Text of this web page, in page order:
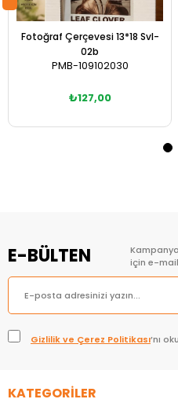
Fotoğraf Çerçevesi 13*18 Svl-
02b
PMB-109102030
₺127,00
E-BÜLTEN
için e-
Gizlilik ve Çerez Politikası’nı
KATEGORİLER